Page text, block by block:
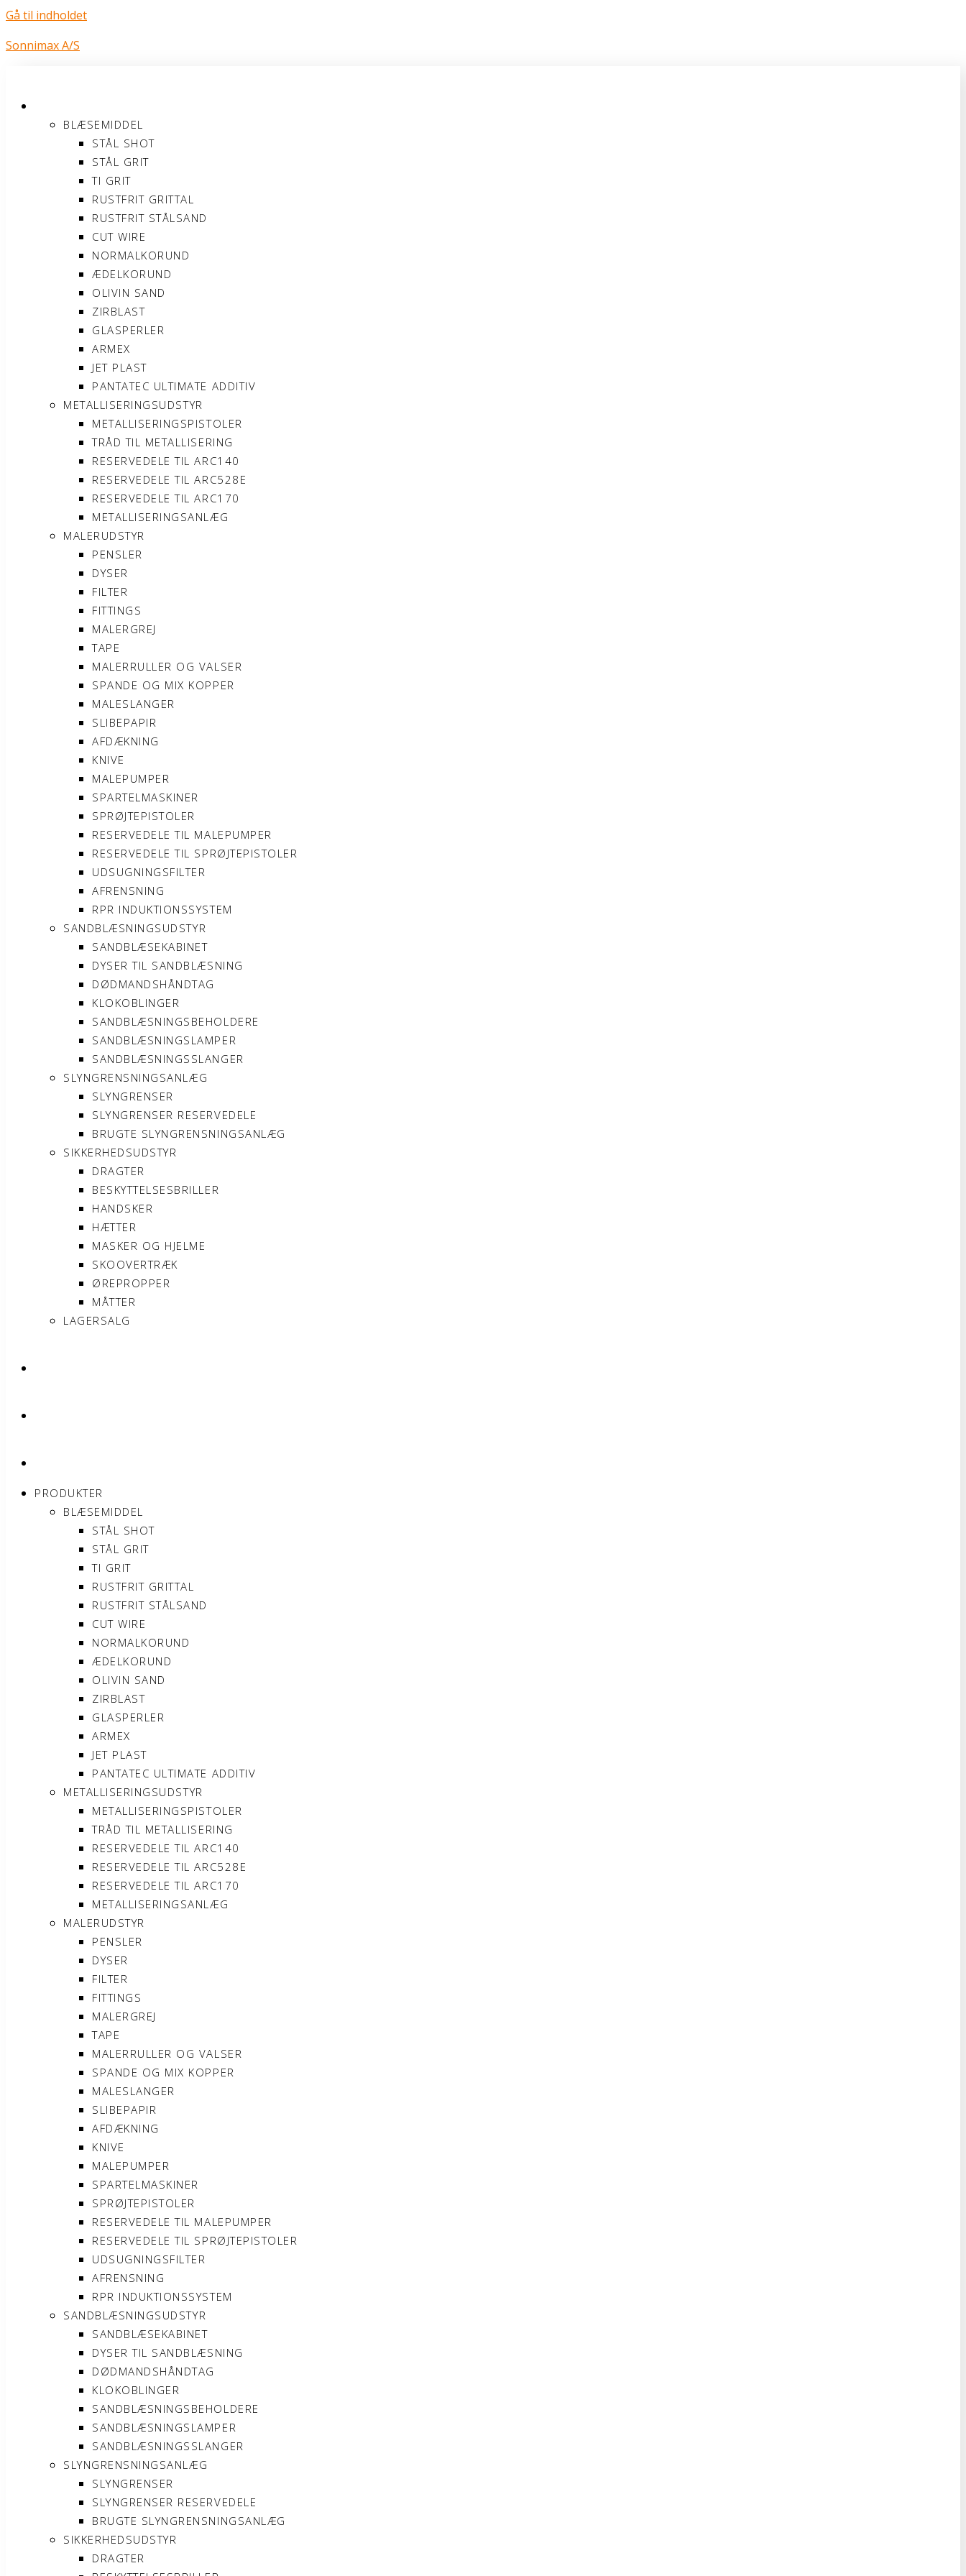
Gå til indholdet
Sonnimax A/S
BLÆSEMIDDEL
STÅL SHOT
STÅL GRIT
TI GRIT
RUSTFRIT GRITTAL
RUSTFRIT STÅLSAND
CUT WIRE
NORMALKORUND
ÆDELKORUND
OLIVIN SAND
ZIRBLAST
GLASPERLER
ARMEX
JET PLAST
PANTATEC ULTIMATE ADDITIV
METALLISERINGSUDSTYR
METALLISERINGSPISTOLER
TRÅD TIL METALLISERING
RESERVEDELE TIL ARC140
RESERVEDELE TIL ARC528E
RESERVEDELE TIL ARC170
METALLISERINGSANLÆG
MALERUDSTYR
PENSLER
DYSER
FILTER
FITTINGS
MALERGREJ
TAPE
MALERRULLER OG VALSER
SPANDE OG MIX KOPPER
MALESLANGER
SLIBEPAPIR
AFDÆKNING
KNIVE
MALEPUMPER
SPARTELMASKINER
SPRØJTEPISTOLER
RESERVEDELE TIL MALEPUMPER
RESERVEDELE TIL SPRØJTEPISTOLER
UDSUGNINGSFILTER
AFRENSNING
RPR INDUKTIONSSYSTEM
SANDBLÆSNINGSUDSTYR
SANDBLÆSEKABINET
DYSER TIL SANDBLÆSNING
DØDMANDSHÅNDTAG
KLOKOBLINGER
SANDBLÆSNINGSBEHOLDERE
SANDBLÆSNINGSLAMPER
SANDBLÆSNINGSSLANGER
SLYNGRENSNINGSANLÆG
SLYNGRENSER
SLYNGRENSER RESERVEDELE
BRUGTE SLYNGRENSNINGSANLÆG
SIKKERHEDSUDSTYR
DRAGTER
BESKYTTELSESBRILLER
HANDSKER
HÆTTER
MASKER OG HJELME
SKOOVERTRÆK
ØREPROPPER
MÅTTER
LAGERSALG
PRODUKTER
BLÆSEMIDDEL
STÅL SHOT
STÅL GRIT
TI GRIT
RUSTFRIT GRITTAL
RUSTFRIT STÅLSAND
CUT WIRE
NORMALKORUND
ÆDELKORUND
OLIVIN SAND
ZIRBLAST
GLASPERLER
ARMEX
JET PLAST
PANTATEC ULTIMATE ADDITIV
METALLISERINGSUDSTYR
METALLISERINGSPISTOLER
TRÅD TIL METALLISERING
RESERVEDELE TIL ARC140
RESERVEDELE TIL ARC528E
RESERVEDELE TIL ARC170
METALLISERINGSANLÆG
MALERUDSTYR
PENSLER
DYSER
FILTER
FITTINGS
MALERGREJ
TAPE
MALERRULLER OG VALSER
SPANDE OG MIX KOPPER
MALESLANGER
SLIBEPAPIR
AFDÆKNING
KNIVE
MALEPUMPER
SPARTELMASKINER
SPRØJTEPISTOLER
RESERVEDELE TIL MALEPUMPER
RESERVEDELE TIL SPRØJTEPISTOLER
UDSUGNINGSFILTER
AFRENSNING
RPR INDUKTIONSSYSTEM
SANDBLÆSNINGSUDSTYR
SANDBLÆSEKABINET
DYSER TIL SANDBLÆSNING
DØDMANDSHÅNDTAG
KLOKOBLINGER
SANDBLÆSNINGSBEHOLDERE
SANDBLÆSNINGSLAMPER
SANDBLÆSNINGSSLANGER
SLYNGRENSNINGSANLÆG
SLYNGRENSER
SLYNGRENSER RESERVEDELE
BRUGTE SLYNGRENSNINGSANLÆG
SIKKERHEDSUDSTYR
DRAGTER